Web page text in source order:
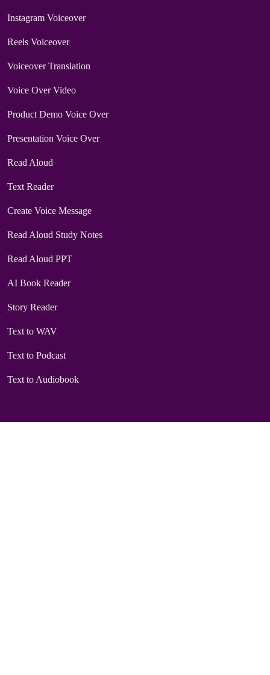
Instagram Voiceover
Reels Voiceover
Voiceover Translation
Voice Over Video
Product Demo Voice Over
Presentation Voice Over
Read Aloud
Text Reader
Create Voice Message
Read Aloud Study Notes
Read Aloud PPT
AI Book Reader
Story Reader
Text to WAV
Text to Podcast
Text to Audiobook